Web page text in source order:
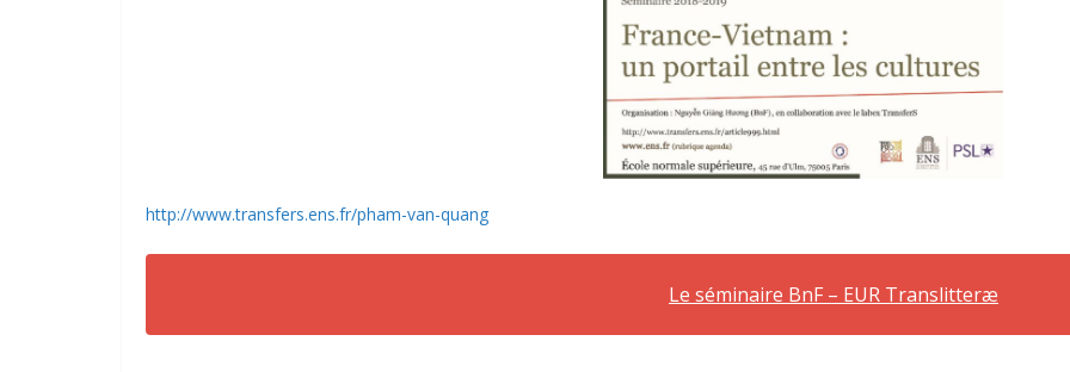
http://www.transfers.ens.fr/pham-van-quang
Le séminaire BnF – EUR Translitteræ